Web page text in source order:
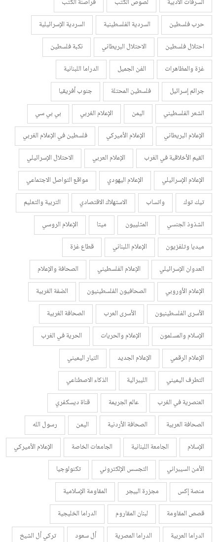
حرب فلسطين
السردية الفلسطينية
السردية الإسرائيلية
احتلال فلسطين
الاحتلال البريطاني
نكبة فلسطين
غزة والمظاهرات
الفن الجميل
الدراما اللبنانية
جرائم إسرائيل
فلسطين المحتلة
جنوب أفريقيا
الشعر الفلسطيني
اليمن الإعلام الغربي
بي بي سي
الإعلام البريطاني
الإعلام الأميركي
فلسطين في الإعلام الغربي
القيم الأخلاقية في الغرب
الإعلام العربي
الاحتلال الإسرائيلي
الإعلام الإسرائيلي
الإعلام اليهودي
مواقع التواصل الاجتماعي
تيك توك
واتساب الاستهلاك الاقتصادي
التربية والتعليم
الشذوذ الجنسي
المثلييون ميتا
الإعلام الروسي
ميديا وتلفزيون
الإعلام اللبناني
قطاع غزة
العدوان الإسرائيلي
الإعلام الفلسطيني
الصحافة والإعلام
الإعلام الأوروبي
الصحافيون الفلسطينيون
الضفة الغربية
الأسرى الفلسطينيون
الأسرى العرب
الصحافة الغربية
الإسلام والمسلمون
الإعلام والحريات
الحرية في الغرب
الإعلام الرقمي
الإعلام الجديد
التيار اليميني
التطرف اليميني
الليبرالية
الذكاء الاصطناعي
العنصرية في الغرب
عالم الجريمة
قناة ديسكفري
الصحافة العربية
الصحافة الأردنية اليمن
رسول الله
الإسلام
الجامعة اللبنانية الجامعات الخاصة
الإعلام الأميركي
الأمن السيبراني
التجسس الإلكتروني
تكنولوجيا
منصة إكس
مجزرة البيجر
المقاومة الإسلامية
قصص المقاومة
لبنان المقاروم
الدراما الخليجية
الدراما العربية
الدراما المصرية أل سعود
تركي أل الشيخ